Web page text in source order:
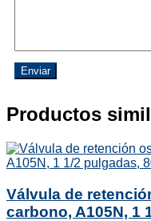
Enviar
Productos
Válvula de
carbono, A105N, 1